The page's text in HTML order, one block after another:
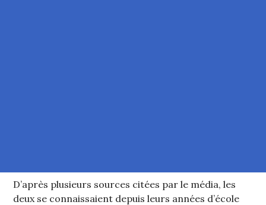
D’après plusieurs sources citées par le média, les
deux se connaissaient depuis leurs années d’école